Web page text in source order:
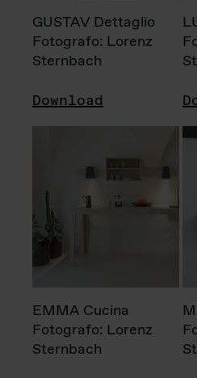
GUSTAV Dettaglio
Fotografo: Lorenz
Sternbach
Download
EMMA Cucina
Fotografo: Lorenz
Sternbach